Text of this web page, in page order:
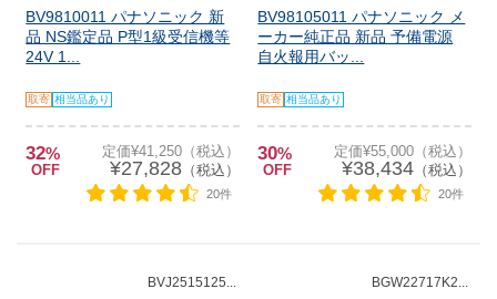
BV9810011 パナソニック 新
品 NS鑑定品 P型1級受信機等
24V 1...
取寄 相当品あり
32%
OFF
定価¥41,250（税込）
¥27,828（税込）
20件
BV98105011 パナソニック メ
ーカー純正品 新品 予備電源
自火報用バッ...
取寄 相当品あり
30%
OFF
定価¥55,000（税込）
¥38,434（税込）
20件
BVJ2515125... BGW22717K2...